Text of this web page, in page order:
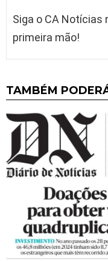
Siga o CA Notícias
primeira mão!
TAMBÉM